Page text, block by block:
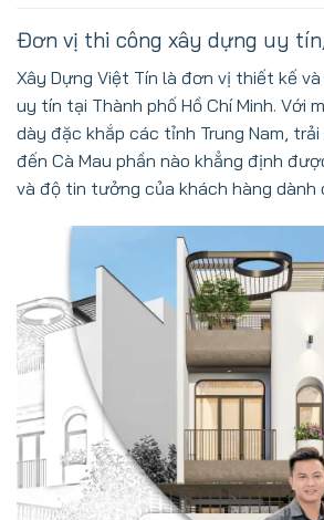
Đơn vị thi công xây dựng uy
Xây Dựng Việt Tín là đơn vị thiết kế
uy tín tại Thành phố Hồ Chí Minh. Với
dày đặc khắp các tỉnh Trung Nam,
đến Cà Mau phần nào khẳng định
và độ tin tưởng của khách hàng dành